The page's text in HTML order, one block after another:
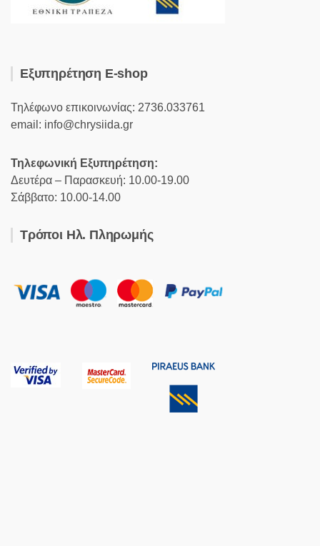
Εξυπηρέτηση E-shop
Τηλέφωνο επικοινωνίας: 2736.033761
email: info@chrysiida.gr
Τηλεφωνική Εξυπηρέτηση:
Δευτέρα – Παρασκευή: 10.00-19.00
Σάββατο: 10.00-14.00
Τρόποι Ηλ. Πληρωμής